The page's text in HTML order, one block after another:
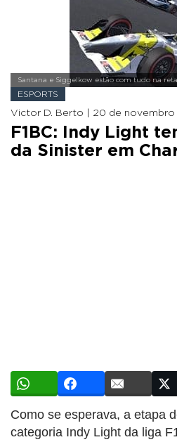
Santana e Siggelkow estão com tudo na
ESPORTS
Victor D. Berto | 20 de novembro
F1BC: Indy Light
da Sinister em
Como se esperava, a etapa
categoria Indy Light da liga